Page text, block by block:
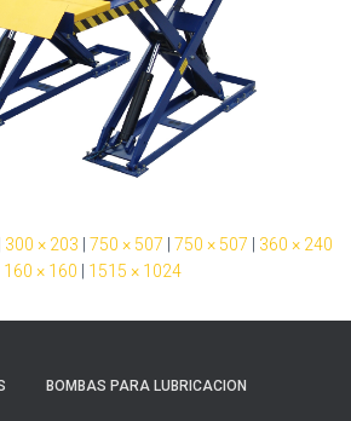
300 × 203 | 750 × 507 | 750 × 507 | 360 × 240
160 × 160 | 1515 × 1024
BOMBAS PARA LUBRICACION